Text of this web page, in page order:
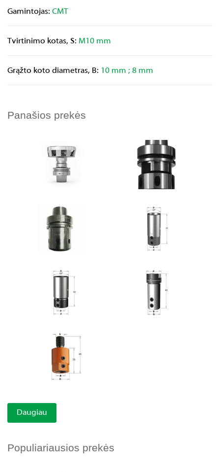
Gamintojas: CMT
Tvirtinimo kotas, S: M10 mm
Grąžto koto diametras, B: 10 mm ; 8 mm
Panašios prekės
Daugiau
Populiariausios prekės